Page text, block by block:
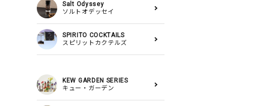
Salt Odyssey
ソルトオデッセイ
SPIRITO COCKTAILS
スピリットカクテルズ
KEW GARDEN SERIES
キュー・ガーデン